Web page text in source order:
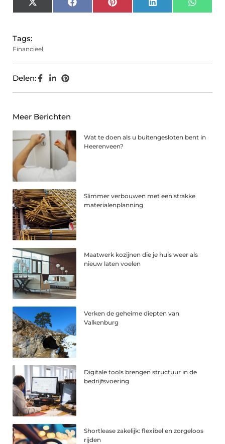
X
(Twitter)
FacebookPinterest LinkedIn
Tags:
Financieel
Delen:
Meer Berichten
Wat te doen als u buitengesloten bent in
Heerenveen?
Slimmer verbouwen met een strakke
materialenplanning
Maatwerk kozijnen die je huis weer als
nieuw laten voelen
Verken de geheime diepten van
Valkenburg
Digitale tools brengen structuur in de
bedrijfsvoering
Shortlease zakelijk: flexibel en zorgeloos
rijden